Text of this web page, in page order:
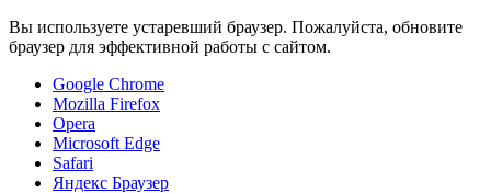
Вы используете устаревший браузер. Пожалуйста, обновите
браузер для эффективной работы с сайтом.
Google Chrome
Mozilla Firefox
Opera
Microsoft Edge
Safari
Яндекс Браузер